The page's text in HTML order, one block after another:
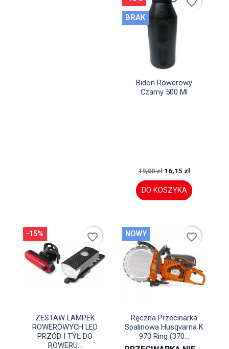
Szybki podgląd
Bidon Rowerowy
Czarny 500 Ml
19,00 zł 16,15 zł
DO KOSZYKA
BRAK
Szybki podgląd
ZESTAW LAMPEK
ROWEROWYCH LED
PRZÓD I TYŁ DO
ROWERU...
-15% favorite_border
Szybki podgląd
Ręczna Przecinarka
Spalinowa Husqvarna K
970 Ring (370...
NOWY favorite_border